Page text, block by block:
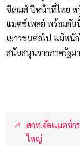
ซีเกมส์ ปีหน้าที่ไทย
แมตช์เพลย์ พร้อมกัน
เยาวชนต่อไป แม้หนัก
สนับสนุนจากภาครัฐม
สกท.จัดแมตช์ก
ใหญ่